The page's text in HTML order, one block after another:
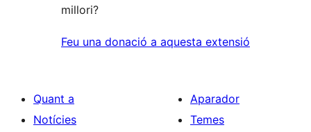
millori?
Feu una donació a aquesta extensió
Quant a
Notícies
Aparador
Temes